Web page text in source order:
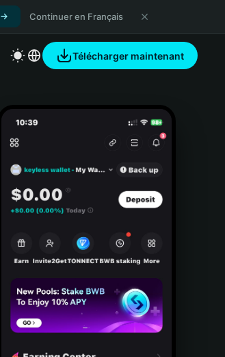
Continuer en Français
Télécharger maintenant